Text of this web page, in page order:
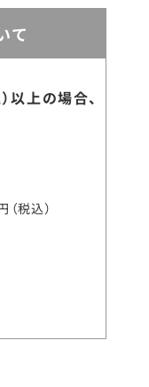
て
以上の場合、
税込）